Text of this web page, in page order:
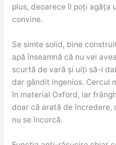
plus, deoarece îl poți agăța
convine.
Se simte solid, bine
apă înseamnă că nu vei
scurtă de vară și uiți să-l
dar gândit ingenios. Cercul
în material Oxford, iar
doar că arată de încredere,
nu se încurcă.